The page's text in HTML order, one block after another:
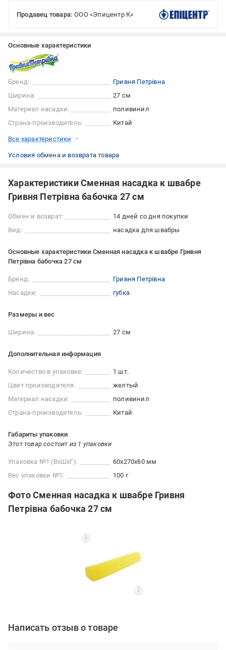
Продавец товара: ООО «Эпицентр К»
Основные характеристики
Бренд:
Гривня Петрівна
Ширина:
27 см
Материал насадки:
поливинил
Страна-производитель:
Китай
Все характеристики
Условия обмена и возврата товара
Характеристики Сменная насадка к швабре
Гривня Петрівна бабочка 27 см
Обмен и возврат:
14 дней со дня покупки
Вид:
насадка для швабры
Основные характеристики Сменная насадка к швабре Гривня
Петрівна бабочка 27 см
Бренд:
Гривня Петрівна
Насадки:
губка
Размеры и вес
Ширина: 27 см
Дополнительная информация
Количество в упаковке:
1 шт.
Цвет производителя:
желтый
Материал насадки:
поливинил
Страна-производитель:
Китай
Габариты упаковки
Этот товар состоит из 1 упаковки
Упаковка №1 (ВхШхГ):
60x270x60 мм
Вес упаковки №1:
100 г
Фото Сменная насадка к швабре Гривня
Петрівна бабочка 27 см
Написать отзыв о товаре